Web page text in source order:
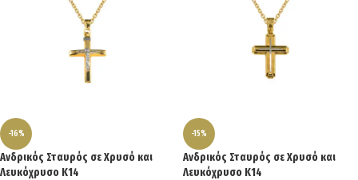
-16%
Ανδρικός Σταυρός σε Χρυσό και
Λευκόχρυσο Κ14
-15%
Ανδρικός Σταυρός σε Χρυσό και
Λευκόχρυσο Κ14